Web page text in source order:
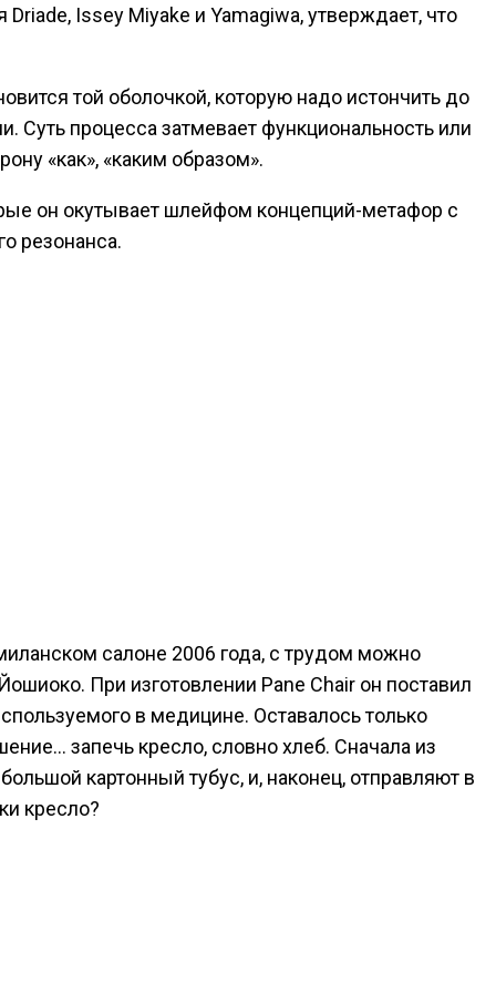
Issey Miyake и Yamagiwa, утверждает, что
той оболочкой, которую надо истончить до
Суть процесса затмевает функциональность или
«как», «каким образом».
он окутывает шлейфом концепций-метафор с
резонанса.
салоне 2006 года, с трудом можно
При изготовлении Pane Chair он поставил
в медицине. Оставалось только
запечь кресло, словно хлеб. Сначала из
картонный тубус, и, наконец, отправляют в
кресло?